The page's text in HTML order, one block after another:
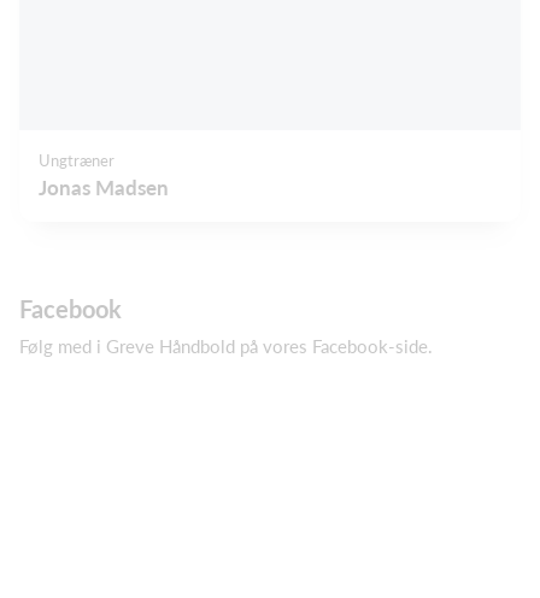
Ungtræner
Jonas Madsen
Facebook
Følg med i Greve Håndbold på vores Facebook-side.